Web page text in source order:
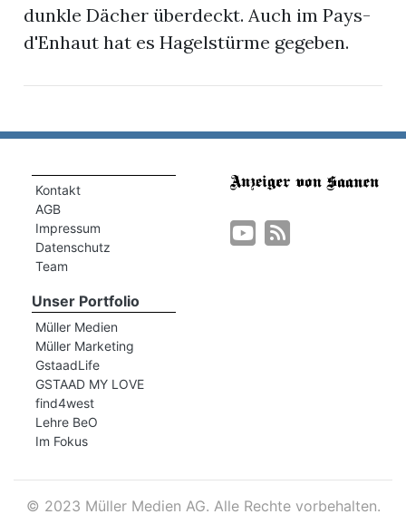
dunkle Dächer überdeckt. Auch im Pays-
d'Enhaut hat es Hagelstürme gegeben.
Kontakt
AGB
Impressum
Datenschutz
Team
Unser Portfolio
Müller Medien
Müller Marketing
GstaadLife
GSTAAD MY LOVE
find4west
Lehre BeO
Im Fokus
© 2023 Müller Medien AG. Alle Rechte vorbehalten.